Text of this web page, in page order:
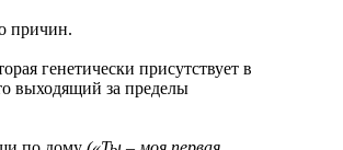
причин.
генетически присутствует в
выходящий за пределы